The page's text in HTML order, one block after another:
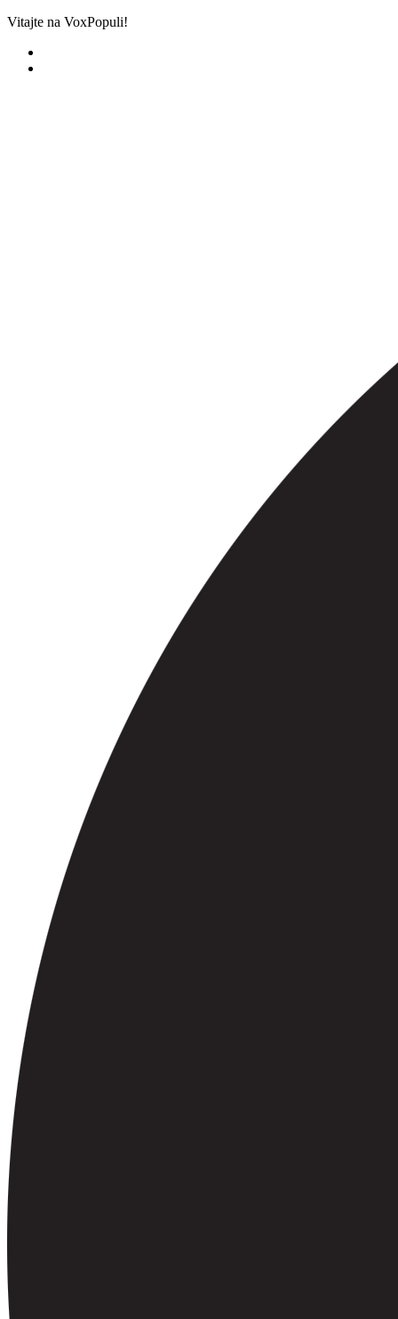
Skip
main
content
Vitajte na VoxPopuli!